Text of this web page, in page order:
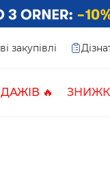
закупівлі
🔥